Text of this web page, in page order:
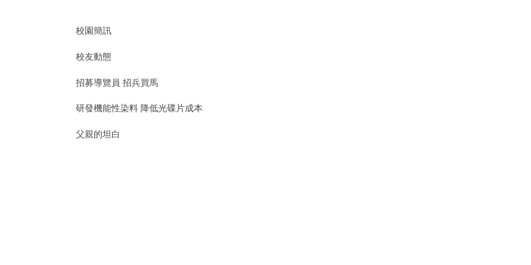
校園簡訊
校友動態
招募導覽員 招兵買馬
研發機能性染料 降低光碟片成本
父親的坦白